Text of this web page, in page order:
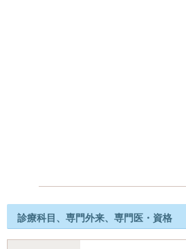
診療科目、専門外来、専門医・資格